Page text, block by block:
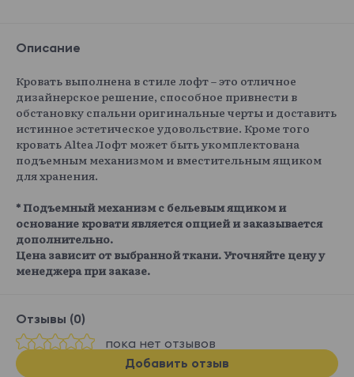
Описание
Кровать выполнена в стиле лофт – это отличное
дизайнерское решение, способное привнести в
обстановку спальни оригинальные черты и доставить
истинное эстетическое удовольствие. Кроме того
кровать Altea Лофт может быть укомплектована
подъемным механизмом и вместительным ящиком
для хранения.
* Подъемный механизм с бельевым ящиком и
основание кровати является опцией и заказывается
дополнительно.
Цена зависит от выбранной ткани. Уточняйте цену у
менеджера при заказе.
Отзывы (0)
пока нет отзывов
Добавить отзыв